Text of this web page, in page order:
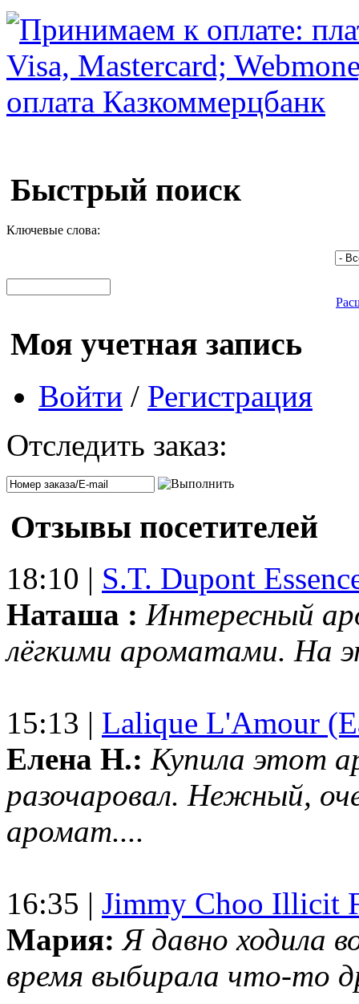
Быстрый поиск
Ключевые слова:
Моя учетная запись
Войти / Регистрация
Отследить заказ:
Отзывы посетителей
18:10 | S.T. Dupont
Наташа : Интересный
лёгкими ароматами. На
15:13 | Lalique L'Amour
Елена Н.: Купила этот
разочаровал. Нежный,
аромат....
16:35 | Jimmy Choo Illicit
Мария: Я давно ходила
время выбирала что-то